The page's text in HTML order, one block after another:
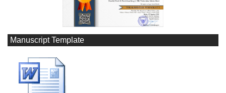
Manuscript Template